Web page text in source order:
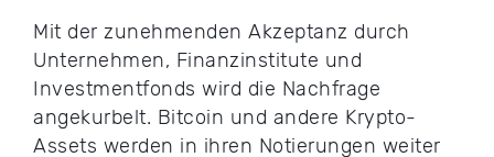
Mit der zunehmenden Akzeptanz durch
Unternehmen, Finanzinstitute und
Investmentfonds wird die Nachfrage
angekurbelt. Bitcoin und andere Krypto-
Assets werden in ihren Notierungen weiter